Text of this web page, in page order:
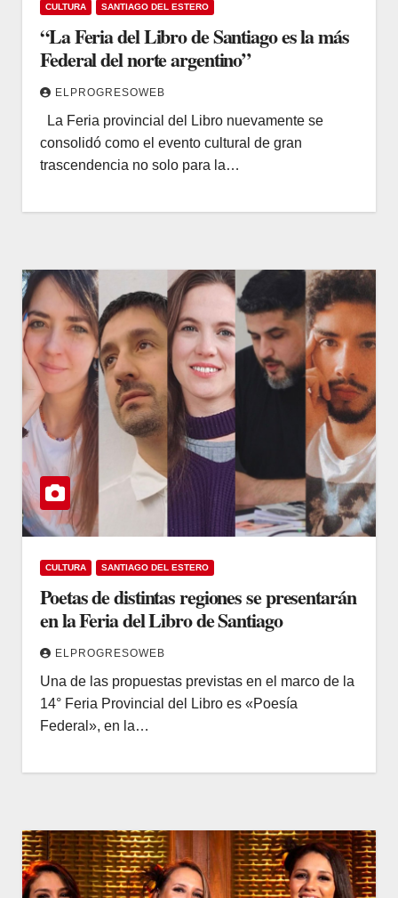
CULTURA SANTIAGO DEL ESTERO
“La Feria del Libro de Santiago es la más
Federal del norte argentino”
ELPROGRESOWEB
La Feria provincial del Libro nuevamente se
consolidó como el evento cultural de gran
trascendencia no solo para la…
CULTURA SANTIAGO DEL ESTERO
Poetas de distintas regiones se presentarán
en la Feria del Libro de Santiago
ELPROGRESOWEB
Una de las propuestas previstas en el marco de la
14° Feria Provincial del Libro es «Poesía
Federal», en la…